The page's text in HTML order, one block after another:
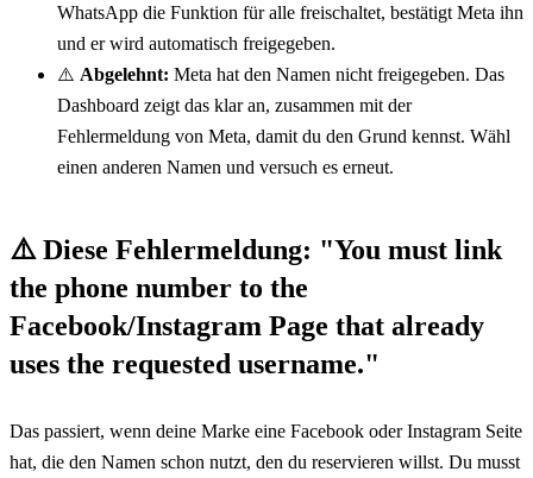
WhatsApp die Funktion für alle freischaltet, bestätigt Meta ihn
und er wird automatisch freigegeben.
⚠️ Abgelehnt: Meta hat den Namen nicht freigegeben. Das
Dashboard zeigt das klar an, zusammen mit der
Fehlermeldung von Meta, damit du den Grund kennst. Wähl
einen anderen Namen und versuch es erneut.
⚠️ Diese Fehlermeldung: "You must link
the phone number to the
Facebook/Instagram Page that already
uses the requested username."
Das passiert, wenn deine Marke eine Facebook oder Instagram Seite
hat, die den Namen schon nutzt, den du reservieren willst. Du musst